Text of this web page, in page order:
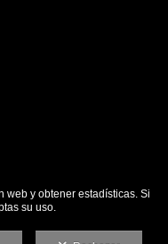
web y obtener estadísticas. Si
su uso.